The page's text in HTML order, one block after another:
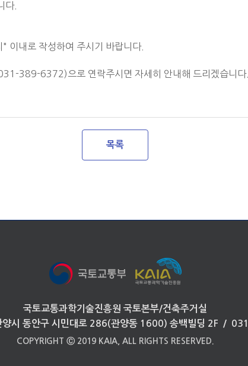
다.
이내로 작성하여 주시기 바랍니다.
389-6372)으로 연락주시면 자세히 안내해 드리겠습니
목록
국토교통과학기술진흥원 국토본부/건축주거실
양시 동안구 시민대로 286(관양동 1600) 송백빌딩 2F /
COPYRIGHT Ⓒ 2019 KAIA, ALL RIGHTS RESERVED.